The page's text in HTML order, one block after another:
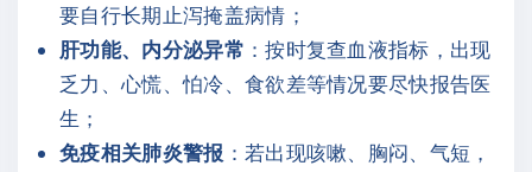
要自行长期止泻掩盖病情；
肝功能、内分泌异常 ：按时复查血液指标，出现
乏力、心慌、怕冷、食欲差等情况要尽快报告医
生；
免疫相关肺炎警报 ：若出现咳嗽、胸闷、气短，